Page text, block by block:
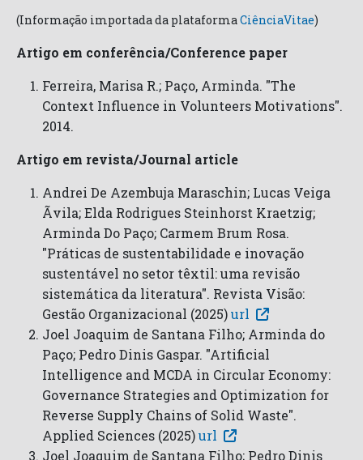
(Informação importada da plataformaCiênciaVitae)
Artigo em conferência/Conference paper
Ferreira, Marisa R.; Paço, Arminda. "The
Context Influence in Volunteers Motivations".
2014.
Artigo em revista/Journal article
Andrei De Azembuja Maraschin; Lucas Veiga
Ãvila; Elda Rodrigues Steinhorst Kraetzig;
Arminda Do Paço; Carmem Brum Rosa.
"Práticas de sustentabilidade e inovação
sustentável no setor têxtil: uma revisão
sistemática da literatura". Revista Visão:
Gestão Organizacional (2025)url
Joel Joaquim de Santana Filho; Arminda do
Paço; Pedro Dinis Gaspar. "Artificial
Intelligence and MCDA in Circular Economy:
Governance Strategies and Optimization for
Reverse Supply Chains of Solid Waste".
Applied Sciences (2025)url
Joel Joaquim de Santana Filho; Pedro Dinis